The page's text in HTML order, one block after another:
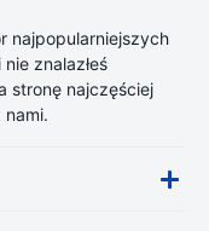
najpopularniejszych
znalazłeś
stronę najczęściej